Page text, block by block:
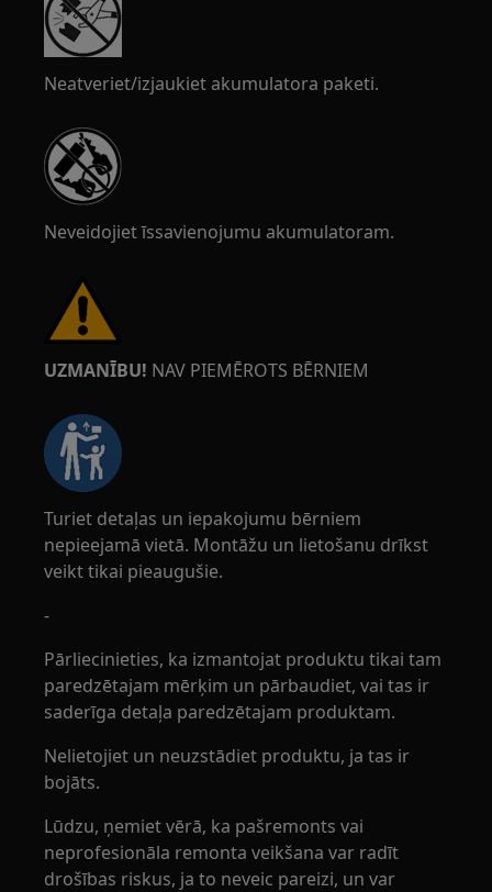
Neatveriet/izjaukiet akumulatora paketi.
Neveidojiet īssavienojumu akumulatoram.
UZMANĪBU! NAV PIEMĒROTS BĒRNIEM
Turiet detaļas un iepakojumu bērniem
nepieejamā vietā. Montāžu un lietošanu drīkst
veikt tikai pieaugušie.
-
Pārliecinieties, ka izmantojat produktu tikai tam
paredzētajam mērķim un pārbaudiet, vai tas ir
saderīga detaļa paredzētajam produktam.
Nelietojiet un neuzstādiet produktu, ja tas ir
bojāts.
Lūdzu, ņemiet vērā, ka pašremonts vai
neprofesionāla remonta veikšana var radīt
drošības riskus, ja to neveic pareizi, un var